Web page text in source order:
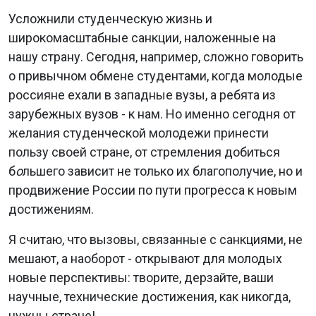
Усложнили студенческую жизнь и
широкомасштабные санкции, наложенные на
нашу страну. Сегодня, например, сложно говорить
о привычном обмене студентами, когда молодые
россияне ехали в западные вузы, а ребята из
зарубежных вузов - к нам. Но именно сегодня от
желания студенческой молодежи принести
пользу своей стране, от стремления добиться
большего зависит не только их благополучие, но и
продвижение России по пути прогресса к новым
достижениям.
Я считаю, что вызовы, связанные с санкциями, не
мешают, а наоборот - открывают для молодых
новые перспективы: творите, дерзайте, ваши
научные, технические достижения, как никогда,